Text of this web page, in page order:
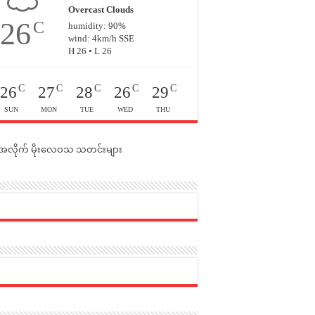
26C
Overcast Clouds
humidity: 90%
wind: 4km/h SSE
H 26 • L 26
26 C
SUN
27 C
MON
28 C
TUE
26 C
WED
29 C
THU
လိုက် မိုးလေဝသ သတင်းများ